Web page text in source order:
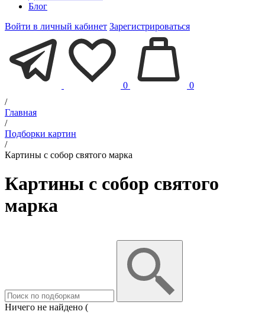
Блог
Войти в личный кабинет Зарегистрироваться
0
0
/
Главная
/
Подборки картин
/
Картины с собор святого марка
Картины с собор святого
марка
Ничего не найдено (